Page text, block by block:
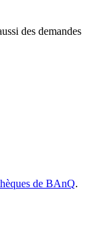
des demandes
de BAnQ.